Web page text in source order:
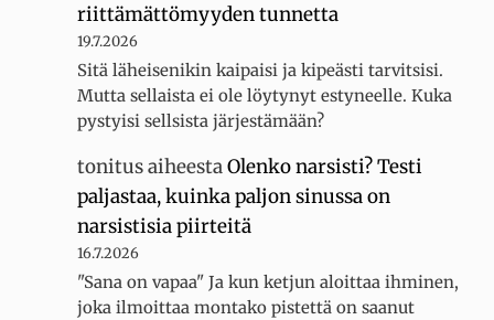
riittämättömyyden tunnetta
19.7.2026
Sitä läheisenikin kaipaisi ja kipeästi tarvitsisi.
Mutta sellaista ei ole löytynyt estyneelle. Kuka
pystyisi sellsista järjestämään?
tonitusaiheestaOlenko narsisti? Testi
paljastaa, kuinka paljon sinussa on
narsistisia piirteitä
16.7.2026
"Sana on vapaa" Ja kun ketjun aloittaa ihminen,
joka ilmoittaa montako pistettä on saanut